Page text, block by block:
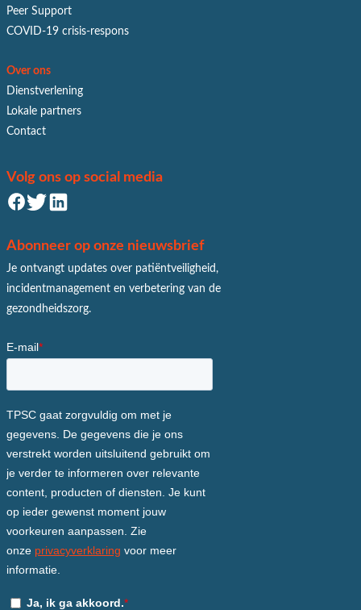
Peer Support
COVID-19 crisis-respons
Over ons
Dienstverlening
Lokale partners
Contact
Volg ons op social media
Abonneer op onze nieuwsbrief
Je ontvangt updates over patiëntveiligheid,
incidentmanagement en verbetering van de
gezondheidszorg.